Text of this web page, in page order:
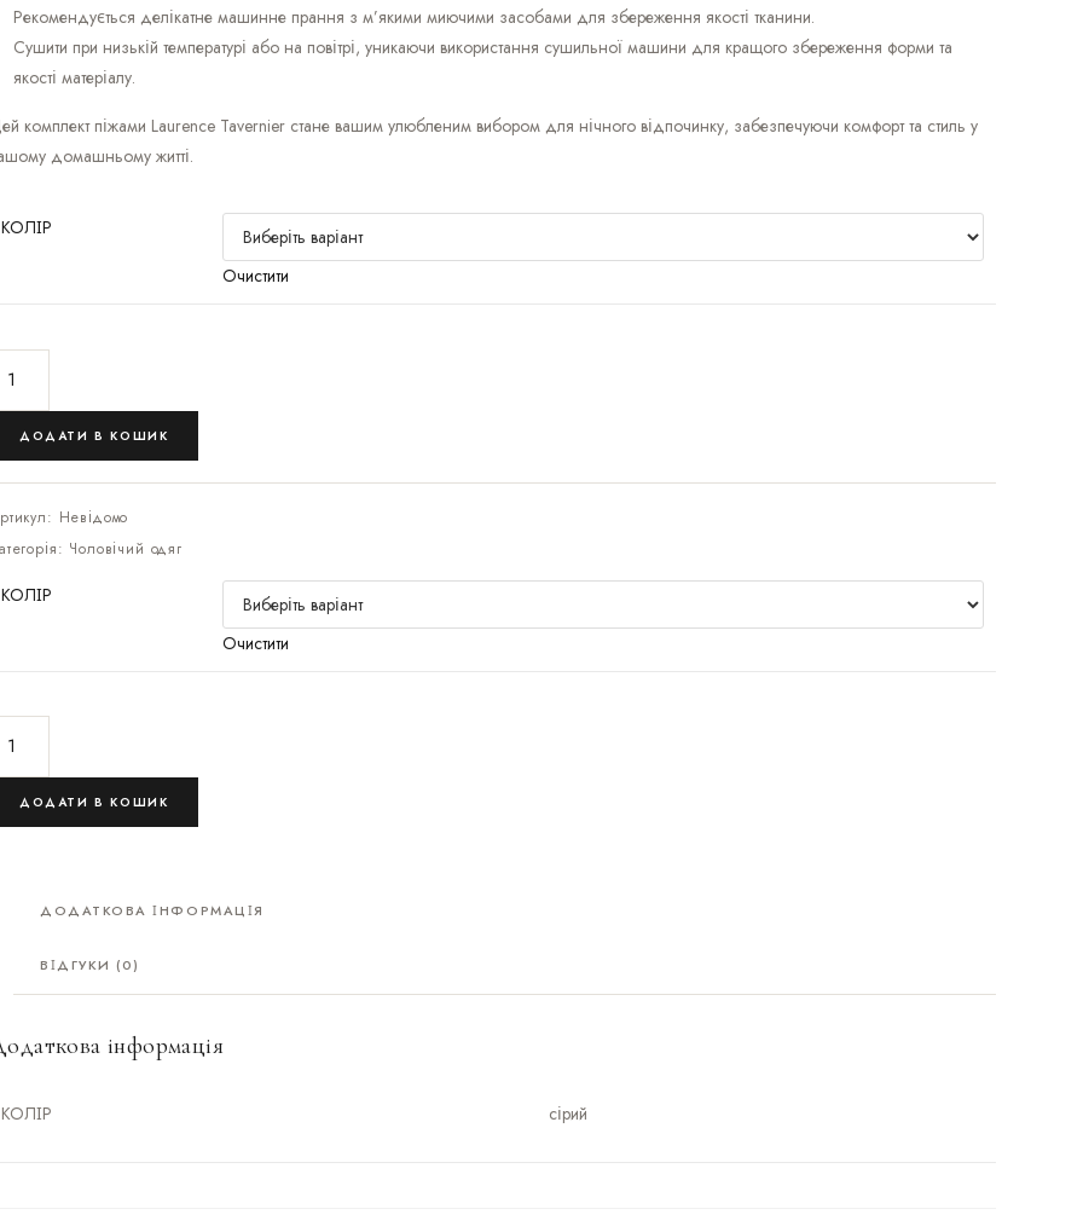
Рекомендується делікатне машинне прання з м’якими миючими засобами для збереження якості тканини.
Сушити при низькій температурі або на повітрі, уникаючи використання сушильної машини для кращого збереження форми та
якості матеріалу.
комплект піжами Laurence Tavernier стане вашим улюбленим вибором для нічного відпочинку, забезпечуючи комфорт та стиль у
домашньому житті.
КОЛІР
Очистити
ДОДАТИ В КОШИК
Невідомо
Чоловічий одяг
КОЛІР
Очистити
ДОДАТИ В КОШИК
ДОДАТКОВА ІНФОРМАЦІЯ
ВІДГУКИ (0)
інформація
КОЛІР сірий